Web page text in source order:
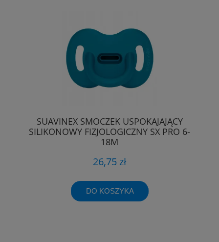
SUAVINEX SMOCZEK USPOKAJAJĄCY
SILIKONOWY FIZJOLOGICZNY SX PRO 6-
18M
26,75 zł
DO KOSZYKA